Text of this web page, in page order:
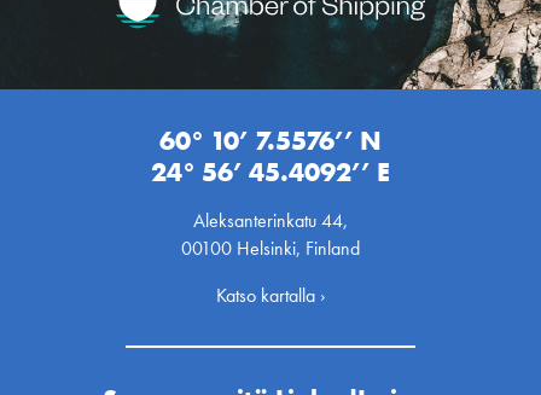
60° 10’ 7.5576’’ N
24° 56’ 45.4092’’ E
Aleksanterinkatu 44,
00100 Helsinki, Finland
Katso kartalla ›